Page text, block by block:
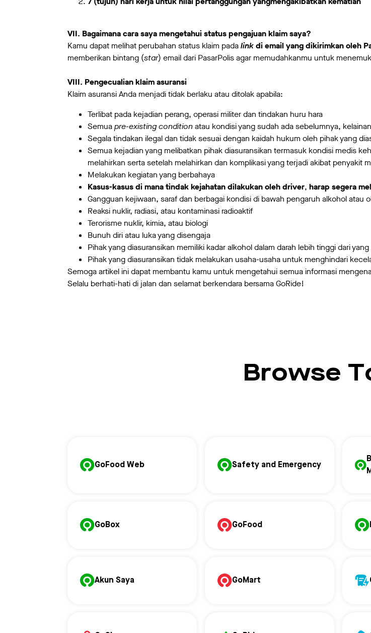
VII. Bagaimana cara saya mengetahui status pengajuan klaim saya?
Kamu dapat melihat perubahan status klaim padalinkdi email yang dikirimkan oleh
memberikan bintang (star) email dari PasarPolis agar memudahkanmu untuk
VIII. Pengecualian klaim asuransi
Klaim asuransi Anda menjadi tidak berlaku atau ditolak apabila:
Terlibat pada kejadian perang, operasi militer dan tindakan huru hara
Semuapre-existing conditionatau kondisi yang sudah ada sebelumnya,
Segala tindakan ilegal dan tidak sesuai dengan kaidah hukum oleh pihak yang
Semua kejadian yang melibatkan pihak diasuransikan termasuk kondisi medis
melahirkan serta setelah melahirkan dan komplikasi yang terjadi akibat penyakit
Melakukan kegiatan yang berbahaya
Kasus-kasus di mana tindak kejahatan dilakukan oleh driver,harap segera
Gangguan kejiwaan, saraf dan berbagai kondisi di bawah pengaruh alkohol atau
Reaksi nuklir, radiasi, atau kontaminasi radioaktif
Terorisme nuklir, kimia, atau biologi
Bunuh diri atau luka yang disengaja
Pihak yang diasuransikan memiliki kadar alkohol dalam darah lebih tinggi dari
Pihak yang diasuransikan tidak melakukan usaha-usaha untuk menghindari
Semoga artikel ini dapat membantu kamu untuk mengetahui semua informasi
Selalu berhati-hati di jalan dan selamat berkendara bersama GoRide!
Browse
GoFood Web Safety and Emergency
GoBox GoFood
Akun Saya GoMart